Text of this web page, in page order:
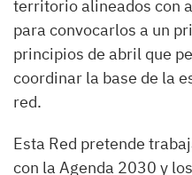
territorio alineados con
para convocarlos a un
principios de abril que
coordinar la base de la
red.
Esta Red pretende
con la Agenda 2030 y